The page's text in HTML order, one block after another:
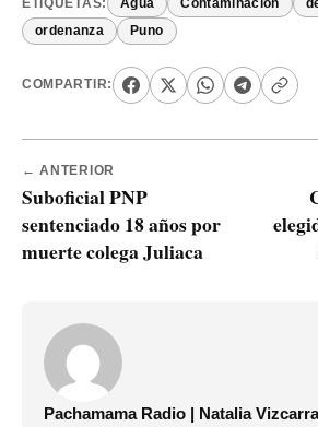
ETIQUETAS: Agua Contaminación
ordenanza Puno
COMPARTIR:
← ANTERIOR
Suboficial PNP
sentenciado 18 años por
muerte colega Juliaca
Pachamama Radio | Natalia Vizcarra